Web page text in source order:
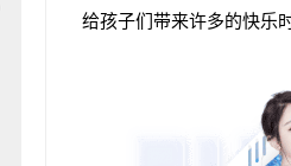
给孩子们带来许多的快乐